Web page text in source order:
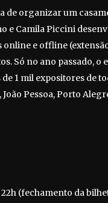
de organizar um
e Camila Piccini
online e offline
Só no ano passado, o
de 1 mil expositores de
Pessoa, Porto
(fechamento da